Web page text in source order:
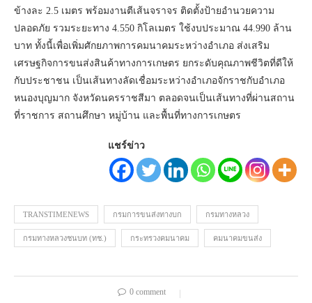
ข้างละ 2.5 เมตร พร้อมงานตีเส้นจราจร ติดตั้งป้ายอำนวยความ
ปลอดภัย รวมระยะทาง 4.550 กิโลเมตร ใช้งบประมาณ 44.990 ล้าน
บาท ทั้งนี้เพื่อเพิ่มศักยภาพการคมนาคมระหว่างอำเภอ ส่งเสริม
เศรษฐกิจการขนส่งสินค้าทางการเกษตร ยกระดับคุณภาพชีวิตที่ดีให้
กับประชาชน เป็นเส้นทางลัดเชื่อมระหว่างอำเภอจักราชกับอำเภอ
หนองบุญมาก จังหวัดนครราชสีมา ตลอดจนเป็นเส้นทางที่ผ่านสถาน
ที่ราชการ สถานศึกษา หมู่บ้าน และพื้นที่ทางการเกษตร
แชร์ข่าว
TRANSTIMENEWS กรมการขนส่งทางบก กรมทางหลวง
กรมทางหลวงชนบท (ทช.) กระทรวงคมนาคม คมนาคมขนส่ง
0 comment